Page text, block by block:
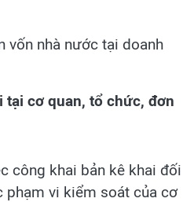
vốn nhà nước tại doanh
tại cơ quan, tổ chức, đơn
công khai bản kê khai đối
phạm vi kiểm soát của cơ